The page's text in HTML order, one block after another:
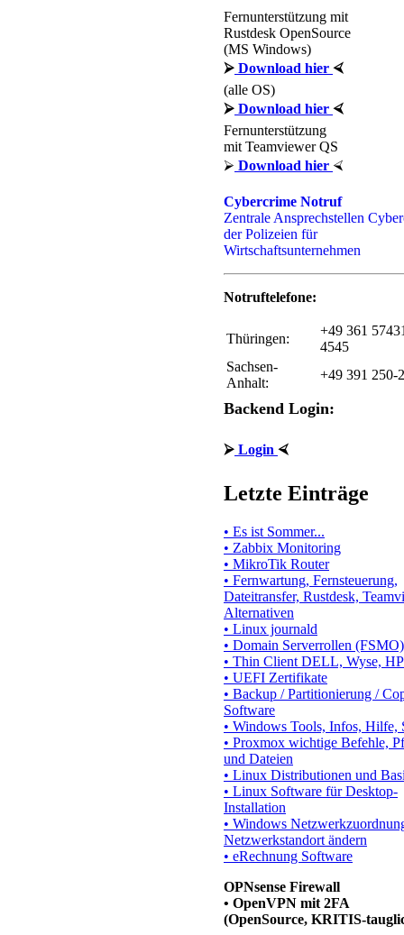
Fernunterstützung mit
Rustdesk OpenSource
(MS Windows)
⮚ Download hier ⮘
(alle OS)
⮚ Download hier ⮘
Fernunterstützung
mit Teamviewer QS
⮚ Download hier ⮘
Cybercrime Notruf
Zentrale Ansprechstellen
der Polizeien für
Wirtschaftsunternehmen
Notruftelefone:
Thüringen:
+49 361
4545
Sachsen-
Anhalt:
+49 391 250-
Backend Login:
⮚ Login ⮘
Letzte Einträge
• Es ist Sommer...
• Zabbix Monitoring
• MikroTik Router
• Fernwartung, Fernsteuerung,
Dateitransfer, Rustdesk,
Alternativen
• Linux journald
• Domain Serverrollen (FSMO)
• Thin Client DELL, Wyse, HP
• UEFI Zertifikate
• Backup / Partitionierung /
Software
• Windows Tools, Infos, Hilfe,
• Proxmox wichtige Befehle,
und Dateien
• Linux Distributionen und
• Linux Software für Desktop-
Installation
• Windows
Netzwerkstandort ändern
• eRechnung Software
OPNsense Firewall
• OpenVPN mit 2FA
(OpenSource, KRITIS-